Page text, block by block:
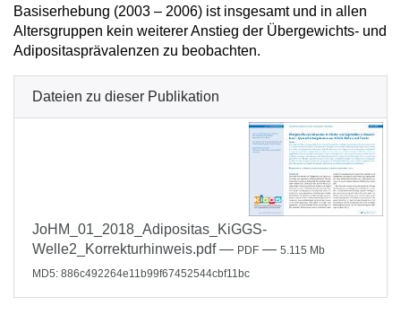
Basiserhebung (2003 – 2006) ist insgesamt und in allen
Altersgruppen kein weiterer Anstieg der Übergewichts- und
Adipositasprävalenzen zu beobachten.
Dateien zu dieser Publikation
JoHM_01_2018_Adipositas_KiGGS-
Welle2_Korrekturhinweis.pdf— PDF — 5.115 Mb
MD5: 886c492264e11b99f67452544cbf11bc